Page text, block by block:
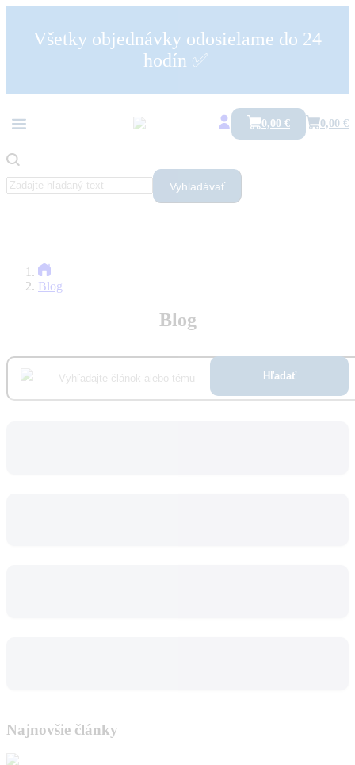
Všetky objednávky odosielame do 24
hodín ✅
Vyhladávať
0,00 € 0,00 €
Blog
Blog
Bolesti päty a pätová ostroha
Drieková chrbtica a medzistavcové platničky
Hrudná chrbtica
Krčná chrbtica
Ramenný kĺb
SI skĺbenie
Najnovšie články
Hľadať